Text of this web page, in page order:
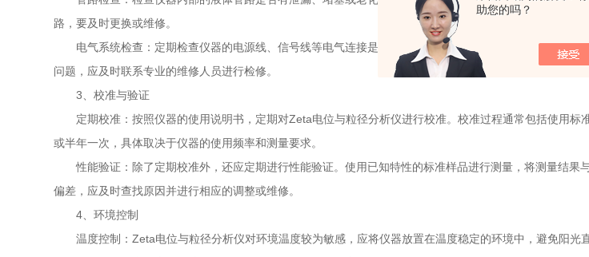
助您的吗？
路，要及时更换或维修。
电气系统检查：定期检查仪器的电源线、信号线等电气连接是否松动、破损。同时，检查仪器内部的电
问题，应及时联系专业的维修人员进行检修。
3、校准与验证
定期校准：按照仪器的使用说明书，定期对Zeta电位与粒径分析仪进行校准。校准过程通常包括使用标
或半年一次，具体取决于仪器的使用频率和测量要求。
性能验证：除了定期校准外，还应定期进行性能验证。使用已知特性的标准样品进行测量，将测量结果
偏差，应及时查找原因并进行相应的调整或维修。
4、环境控制
温度控制：Zeta电位与粒径分析仪对环境温度较为敏感，应将仪器放置在温度稳定的环境中，避免阳